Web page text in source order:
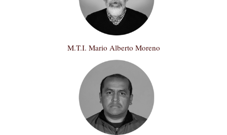
M.T.I. Mario Alberto Moreno